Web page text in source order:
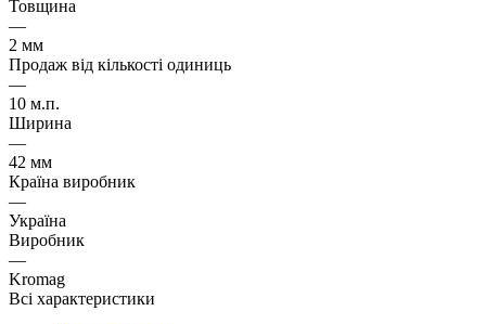
Товщина
—
2 мм
Продаж від кількості одиниць
—
10 м.п.
Ширина
—
42 мм
Країна виробник
—
Україна
Виробник
—
Kromag
Всі характеристики